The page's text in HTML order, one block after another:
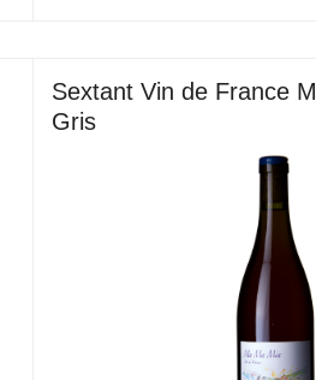
Sextant Vin de France
Gris